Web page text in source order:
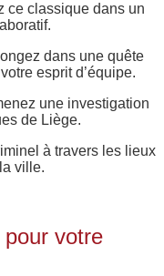
ce classique dans un
dans une quête
esprit d’équipe.
une investigation
de Liège.
à travers les lieux
ville.
votre